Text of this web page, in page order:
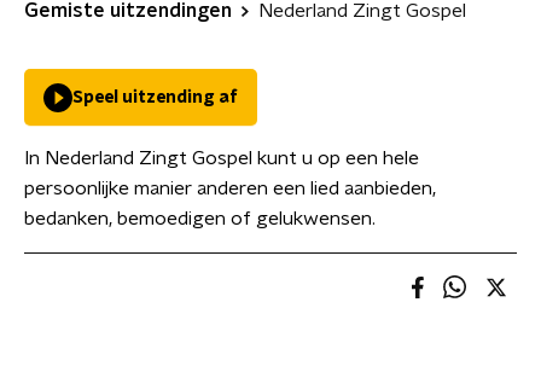
Gemiste uitzendingen Nederland Zingt Gospel
Speel uitzending af
In Nederland Zingt Gospel kunt u op een hele
persoonlijke manier anderen een lied aanbieden,
bedanken, bemoedigen of gelukwensen.